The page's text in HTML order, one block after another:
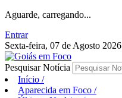
Aguarde, carregando...
Entrar
Sexta-feira, 07 de Agosto 2026
Pesquisar Notícia
Início /
Aparecida em Foco /